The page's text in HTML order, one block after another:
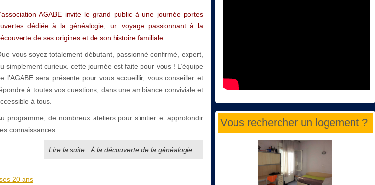
AGABE invite le grand public à une journée portes
dédiée à la généalogie, un voyage passionnant à la
de ses origines et de son histoire familiale.
vous soyez totalement débutant, passionné confirmé, expert,
simplement curieux, cette journée est faite pour vous ! L’équipe
l’AGABE sera présente pour vous accueillir, vous conseiller et
à toutes vos questions, dans une ambiance conviviale et
à tous.
programme, de nombreux ateliers pour s’initier et approfondir
connaissances :
Lire la suite : À la découverte de la généalogie...
20 ans
Vous rechercher un logement ?